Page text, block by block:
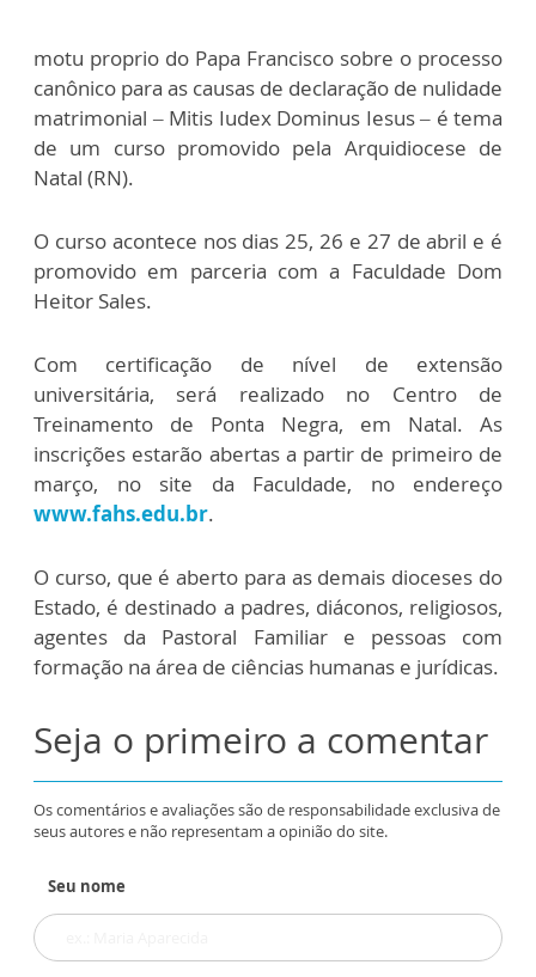
motu proprio do Papa Francisco sobre o processo
canônico para as causas de declaração de nulidade
matrimonial – Mitis Iudex Dominus Iesus – é tema
de um curso promovido pela Arquidiocese de
Natal (RN).
O curso acontece nos dias 25, 26 e 27 de abril e é
promovido em parceria com a Faculdade Dom
Heitor Sales.
Com certificação de nível de extensão
universitária, será realizado no Centro de
Treinamento de Ponta Negra, em Natal. As
inscrições estarão abertas a partir de primeiro de
março, no site da Faculdade, no endereço
www.fahs.edu.br.
O curso, que é aberto para as demais dioceses do
Estado, é destinado a padres, diáconos, religiosos,
agentes da Pastoral Familiar e pessoas com
formação na área de ciências humanas e jurídicas.
Seja o primeiro a comentar
Os comentários e avaliações são de responsabilidade exclusiva de
seus autores e não representam a opinião do site.
Seu nome